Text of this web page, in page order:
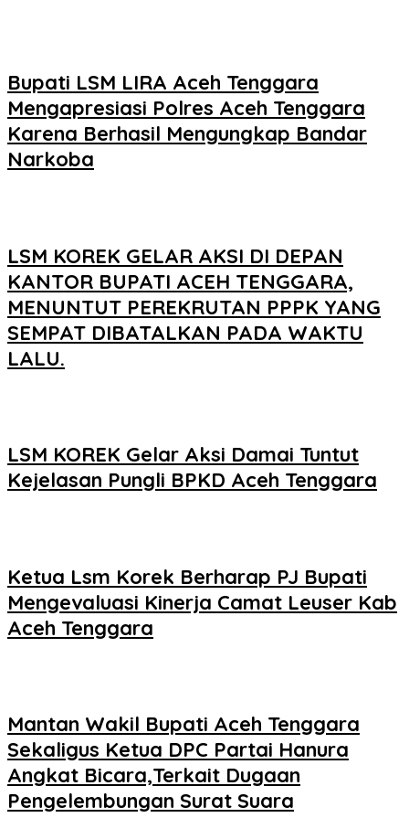
Bupati LSM LIRA Aceh Tenggara
Mengapresiasi Polres Aceh Tenggara
Karena Berhasil Mengungkap Bandar
Narkoba
LSM KOREK GELAR AKSI DI DEPAN
KANTOR BUPATI ACEH TENGGARA,
MENUNTUT PEREKRUTAN PPPK YANG
SEMPAT DIBATALKAN PADA WAKTU
LALU.
LSM KOREK Gelar Aksi Damai Tuntut
Kejelasan Pungli BPKD Aceh Tenggara
Ketua Lsm Korek Berharap PJ Bupati
Mengevaluasi Kinerja Camat Leuser Kab
Aceh Tenggara
Mantan Wakil Bupati Aceh Tenggara
Sekaligus Ketua DPC Partai Hanura
Angkat Bicara,Terkait Dugaan
Pengelembungan Surat Suara